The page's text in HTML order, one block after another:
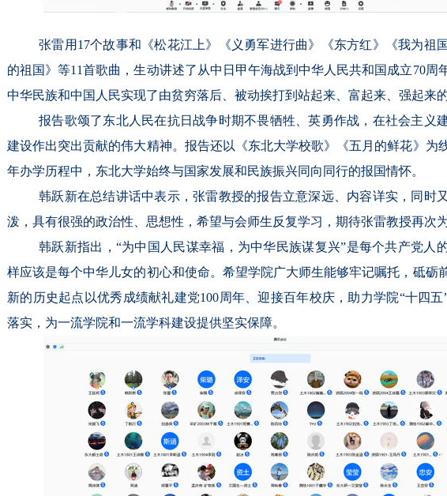
张雷用 17个故事和《松花江上》《义勇军进行曲》《东方红》《我为祖
的祖国》等11首歌曲，生动讲述了从中日甲午海战到中华人民共和国成立70周
中华民族和中国人民实现了由贫穷落后、被动挨打到站起来、富起来、强起来的
报告歌颂了东北人民在抗日战争时期不畏牺牲、英勇作战，在社会主义
建设作出突出贡献的伟大精神。报告还以《东北大学校歌》《五月的鲜花》为
年办学历程中，东北大学始终与国家发展和民族振兴同向同行的报国情怀。
韩跃新在总结讲话中表示，张雷教授的报告立意深远、内容详实，同时
泼，具有很强的政治性、思想性，希望与会师生反复学习，期待张雷教授再次
韩跃新指出， “为中国人民谋幸福，为中华民族谋复兴”是每个共产党人
样应该是每个中华儿女的初心和使命。希望学院广大师生能够牢记嘱托，砥砺
新的历史起点以优秀成绩献礼建党100周年、迎接百年校庆，助力学院“十四
落实，为一流学院和一流学科建设提供坚实保障。